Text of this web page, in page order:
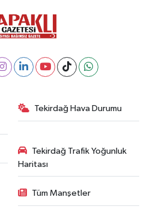
Tekirdağ Hava Durumu
Tekirdağ Trafik Yoğunluk
Haritası
Tüm Manşetler